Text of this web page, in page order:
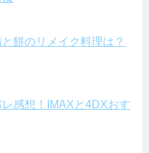
餅のリメイク料理は？
感想！IMAXと4DXおす